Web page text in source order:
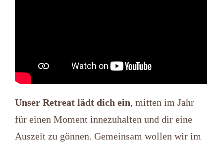
Unser Retreat lädt dich ein, mitten im Jahr
für einen Moment innezuhalten und dir eine
Auszeit zu gönnen. Gemeinsam wollen wir im